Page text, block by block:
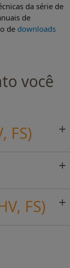
da série de
de
de downloads
você
FS)
FS)